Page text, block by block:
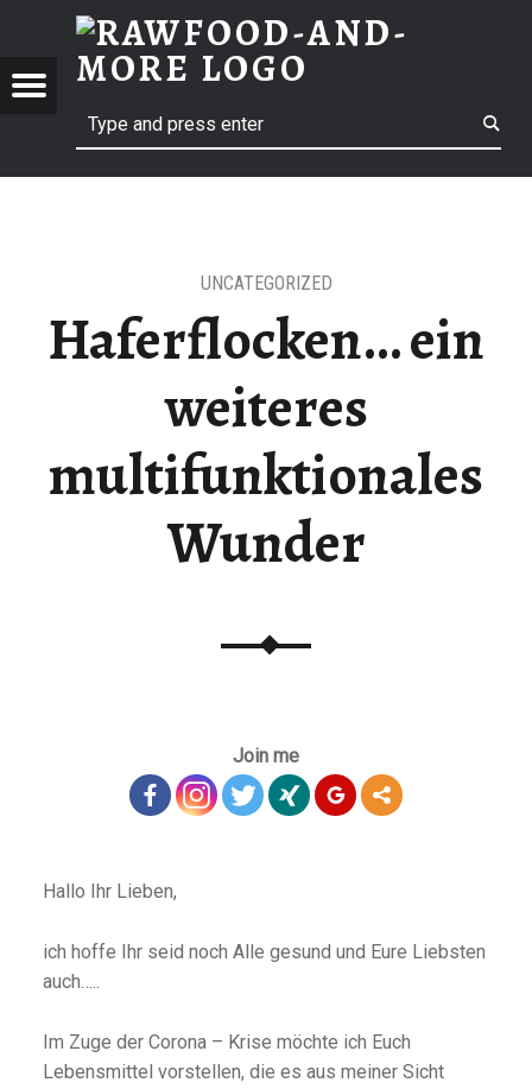
GLUTENFREIES HAFERBROT | RAWFOOD-AND-MORE
RAWFOOD-AND-MORE
Menu
navigation
Haferflocken… ein
weiteres
multifunktionales
Wunder
UNCATEGORIZED
Join me
Hallo Ihr Lieben,
ich hoffe Ihr seid noch Alle gesund und Eure Liebsten
auch…..
Im Zuge der Corona – Krise möchte ich Euch
Lebensmittel vorstellen, die es aus meiner Sicht